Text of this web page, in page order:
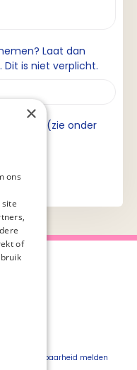
Laat dan
is niet verplicht.
(zie onder
melden
×
ons
of